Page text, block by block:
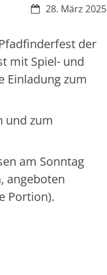
Datum:
28. März 2025
der
mit Spiel- und
Einladung zum
und zum
am Sonntag
angeboten
Portion).